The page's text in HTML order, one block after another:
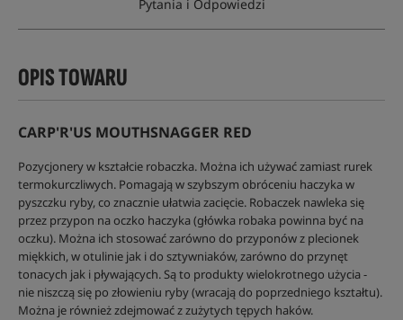
Pytania i Odpowiedzi
OPIS TOWARU
CARP'R'US MOUTHSNAGGER RED
Pozycjonery w kształcie robaczka. Można ich używać zamiast rurek
termokurczliwych. Pomagają w szybszym obróceniu haczyka w
pyszczku ryby, co znacznie ułatwia zacięcie. Robaczek nawleka się
przez przypon na oczko haczyka (główka robaka powinna być na
oczku). Można ich stosować zarówno do przyponów z plecionek
miękkich, w otulinie jak i do sztywniaków, zarówno do przynęt
tonacych jak i pływających. Są to produkty wielokrotnego użycia -
nie niszczą się po złowieniu ryby (wracają do poprzedniego kształtu).
Można je również zdejmować z zużytych tępych haków.